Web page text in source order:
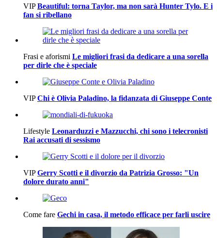
VIP Beautiful: torna Taylor, ma non sarà Hunter Tylo. E i
fan si ribellano
Frasi e aforismi Le migliori frasi da dedicare a una sorella
per dirle che è speciale
VIP Chi è Olivia Paladino, la fidanzata di Giuseppe Conte
Lifestyle Leonarduzzi e Mazzucchi, chi sono i telecronisti
Rai accusati di sessismo
VIP Gerry Scotti e il divorzio da Patrizia Grosso: "Un
dolore durato anni"
Come fare Gechi in casa, il metodo efficace per farli uscire